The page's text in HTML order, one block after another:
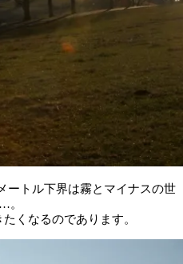
ートル下界は霧とマイナスの世
。
くなるのであります。